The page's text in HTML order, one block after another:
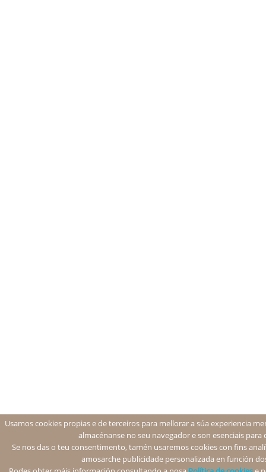
Usamos cookies propias e de terceiros para mellorar a súa experiencia
almacénanse no seu navegador e son esenciais
Se nos das o teu consentimento, tamén usaremos cookies con fins
amosarche publicidade personalizada en función